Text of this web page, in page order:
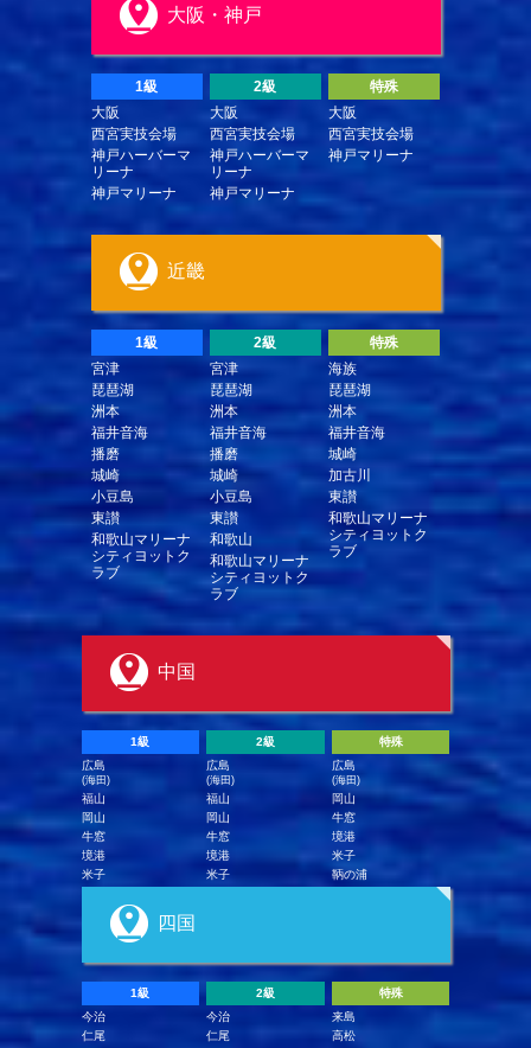
大阪・神戸
1級
大阪
西宮実技会場
神戸ハーバーマ
リーナ
神戸マリーナ
2級
大阪
西宮実技会場
神戸ハーバーマ
リーナ
神戸マリーナ
特殊
大阪
西宮実技会場
神戸マリーナ
近畿
1級
宮津
琵琶湖
洲本
福井音海
播磨
城崎
小豆島
東讃
和歌山マリーナ
シティヨットク
ラブ
2級
宮津
琵琶湖
洲本
福井音海
播磨
城崎
小豆島
東讃
和歌山
和歌山マリーナ
シティヨットク
ラブ
特殊
海族
琵琶湖
洲本
福井音海
城崎
加古川
東讃
和歌山マリーナ
シティヨットク
ラブ
中国
1級
広島
(海田)
福山
岡山
牛窓
境港
米子
2級
広島
(海田)
福山
岡山
牛窓
境港
米子
特殊
広島
(海田)
岡山
牛窓
境港
米子
鞆の浦
四国
1級
今治
仁尾
2級
今治
仁尾
特殊
来島
高松